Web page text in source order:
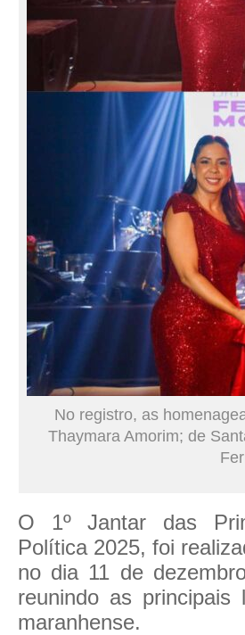
No registro, as
Thaymara Amorim; de
O 1º Jantar das
Política 2025, foi
no dia 11 de
reunindo as principais
maranhense.